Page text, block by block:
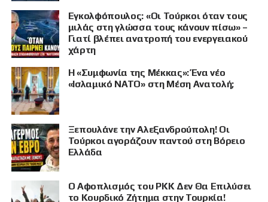
Εγκολφόπουλος: «Οι Τούρκοι όταν τους
μιλάς στη γλώσσα τους κάνουν πίσω» –
Γιατί βλέπει ανατροπή του ενεργειακού
χάρτη
Η «Συμφωνία της Μέκκας»: Ένα νέο
«Ισλαμικό ΝΑΤΟ» στη Μέση Ανατολή;
Ξεπουλάνε την Αλεξανδρούπολη! Οι
Τούρκοι αγοράζουν παντού στη Βόρειο
Ελλάδα
Ο Αφοπλισμός του PKK Δεν Θα Επιλύσει
το Κουρδικό Ζήτημα στην Τουρκία!